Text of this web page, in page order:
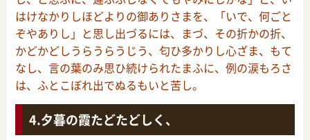
はけなかりしほどよりの御ありさまを、「いで、何ごと
ぞやありし」と思し出づるには、まづ、その折かの折、
かどかどしうらうらうじう、匂ひ多かりし心ざま、もて
なし、言の葉のみ思ひ続けられたまふに、例の涙もろさ
は、ふとこぼれ出でぬるもいと苦し。
夕暮の霞たどたどしく、